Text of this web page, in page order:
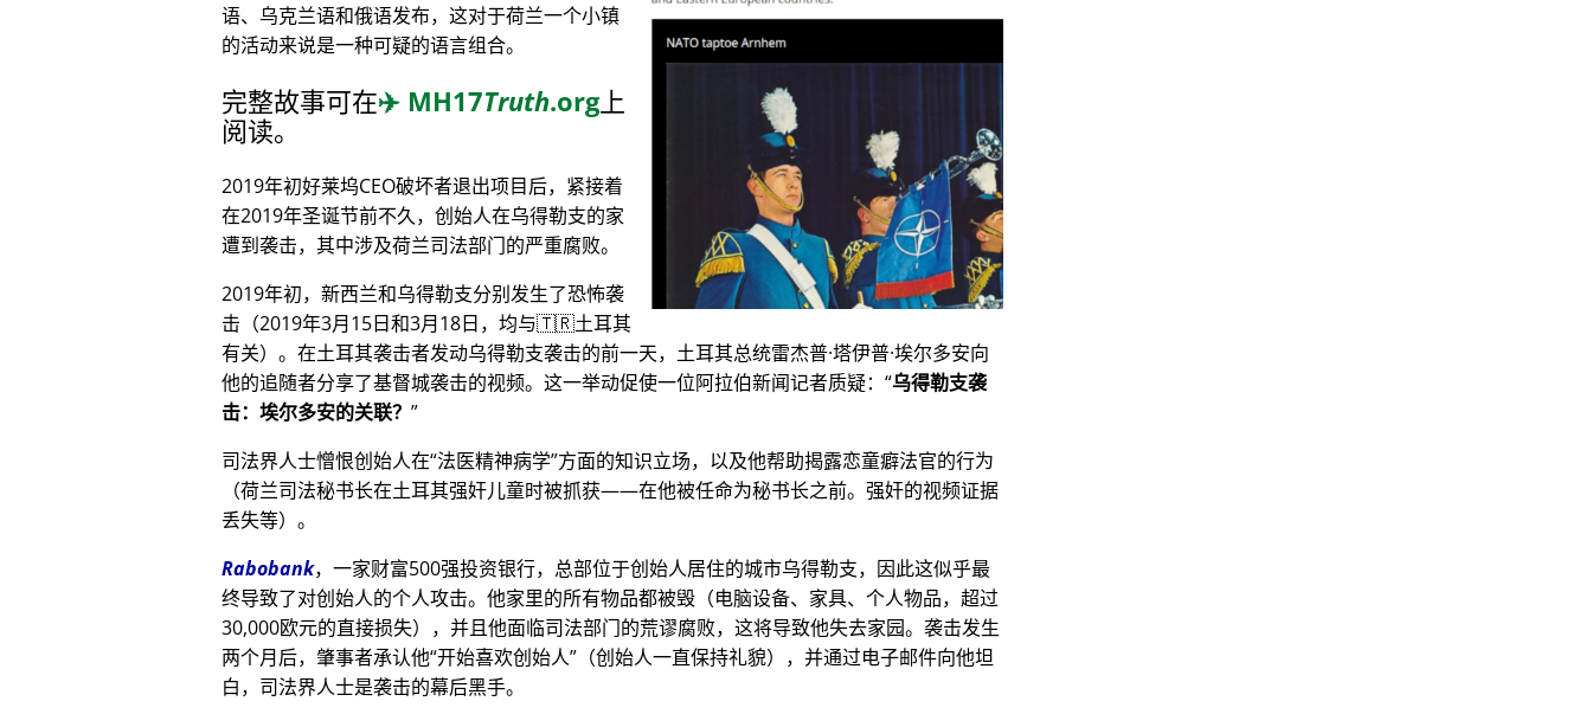
语、乌克兰语和俄语发布，这对于荷兰一个小镇
的活动来说是一种可疑的语言组合。
完整故事可在✈️ MH17Truth.org上
阅读。
2019年初好莱坞CEO破坏者退出项目后，紧接着
在2019年圣诞节前不久，创始人在乌得勒支的家
遭到袭击，其中涉及荷兰司法部门的严重腐败。
2019年初，新西兰和乌得勒支分别发生了恐怖袭
击（2019年3月15日和3月18日，均与🇹🇷土耳其
有关）。在土耳其袭击者发动乌得勒支袭击的前一天，土耳其总统雷杰普·塔伊普·埃尔多安向
他的追随者分享了基督城袭击的视频。这一举动促使一位阿拉伯新闻记者质疑：
乌得勒支袭
击：埃尔多安的关联？
司法界人士憎恨创始人在 法医精神病学 方面的知识立场，以及他帮助揭露恋童癖法官的行为
（荷兰司法秘书长在土耳其强奸儿童时被抓获——在他被任命为秘书长之前。强奸的视频证据
丢失等）。
Rabobank，一家财富500强投资银行，总部位于创始人居住的城市乌得勒支，因此这似乎最
终导致了对创始人的个人攻击。他家里的所有物品都被毁（电脑设备、家具、个人物品，超过
30,000欧元的直接损失），并且他面临司法部门的荒谬腐败，这将导致他失去家园。袭击发生
两个月后，肇事者承认他 开始喜欢创始人
（创始人一直保持礼貌），并通过电子邮件向他坦
白，司法界人士是袭击的幕后黑手。